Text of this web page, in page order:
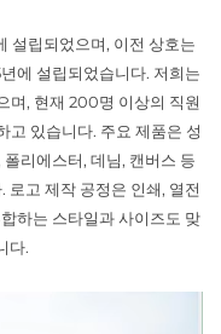
설립되었으며, 이전 상호는
에 설립되었습니다. 저희는
며, 현재 200명 이상의 직원
있습니다. 주요 제품은 성
리에스터, 데님, 캔버스 등
로고 제작 공정은 인쇄, 열전
하는 스타일과 사이즈도 맞
다.